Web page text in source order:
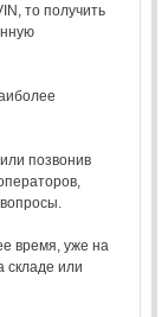
то получить
позвонив
время, уже на
складе или